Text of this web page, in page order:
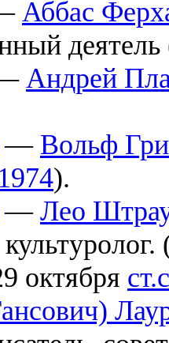
Аббас
Андрей
— Вольф
1974).
— Лео
октября